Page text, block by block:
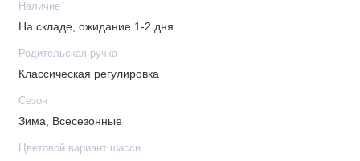
Наличие
На складе, ожидание 1-2 дня
Родительская ручка
Классическая регулировка
Сезон
Зима, Всесезонные
Цветовой вариант шасси